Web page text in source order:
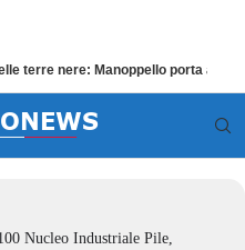
terre nere: Manoppello porta a
Nucleo Industriale Pile,